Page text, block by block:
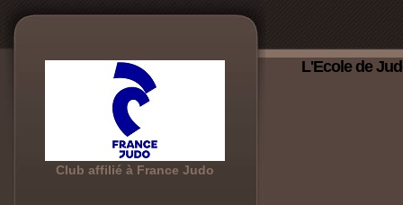
Club affilié à France Judo
L'Ecole de